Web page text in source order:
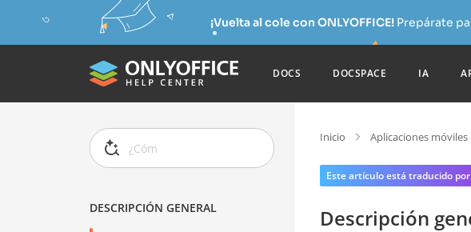
¡Vuelta al cole con ONLYOFFICE!Prepárate
DOCS DOCSPACE IA
DESCRIPCIÓN GENERAL
Inicio Aplicaciones móviles
Este artículo está traducido
Descripción